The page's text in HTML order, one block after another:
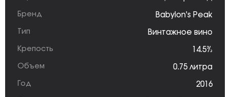
Бренд Babylon's Peak
Тип Винтажное вино
Крепость 14.5%
Объем 0.75 литра
Год 2016